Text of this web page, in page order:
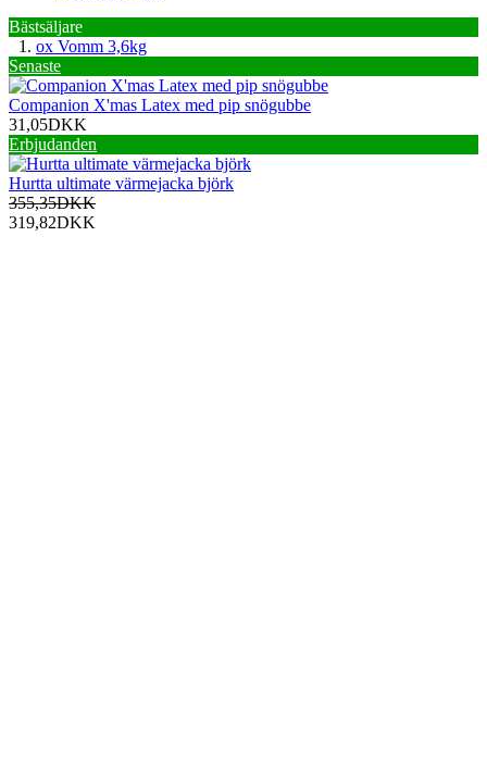
Bästsäljare
ox Vomm 3,6kg
Senaste
Companion X'mas Latex med pip snögubbe
31,05DKK
Erbjudanden
Hurtta ultimate värmejacka björk
355,35DKK
319,82DKK